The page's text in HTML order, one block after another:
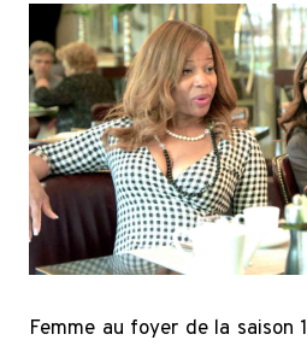
Femme au foyer de la saison 1